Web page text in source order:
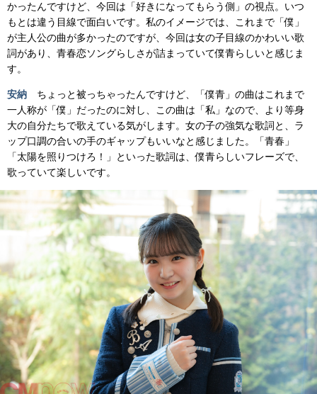
かったんですけど、今回は「好きになってもらう側」の視点。いつ
もとは違う目線で面白いです。私のイメージでは、これまで「僕」
が主人公の曲が多かったのですが、今回は女の子目線のかわいい歌
詞があり、青春恋ソングらしさが詰まっていて僕青らしいと感じま
す。
安納 ちょっと被っちゃったんですけど、「僕青」の曲はこれまで
一人称が「僕」だったのに対し、この曲は「私」なので、より等身
大の自分たちで歌えている気がします。女の子の強気な歌詞と、ラ
ップ口調の合いの手のギャップもいいなと感じました。「青春」
「太陽を照りつけろ！」といった歌詞は、僕青らしいフレーズで、
歌っていて楽しいです。